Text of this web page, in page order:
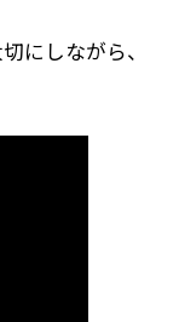
にしながら、